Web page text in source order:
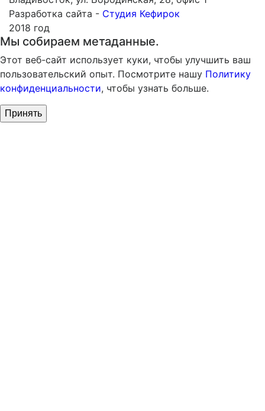
Разработка сайта - Студия Кефирок
2018 год
Мы собираем метаданные.
Этот веб-сайт использует куки, чтобы улучшить ваш
пользовательский опыт. Посмотрите нашу Политику
конфиденциальности, чтобы узнать больше.
Принять